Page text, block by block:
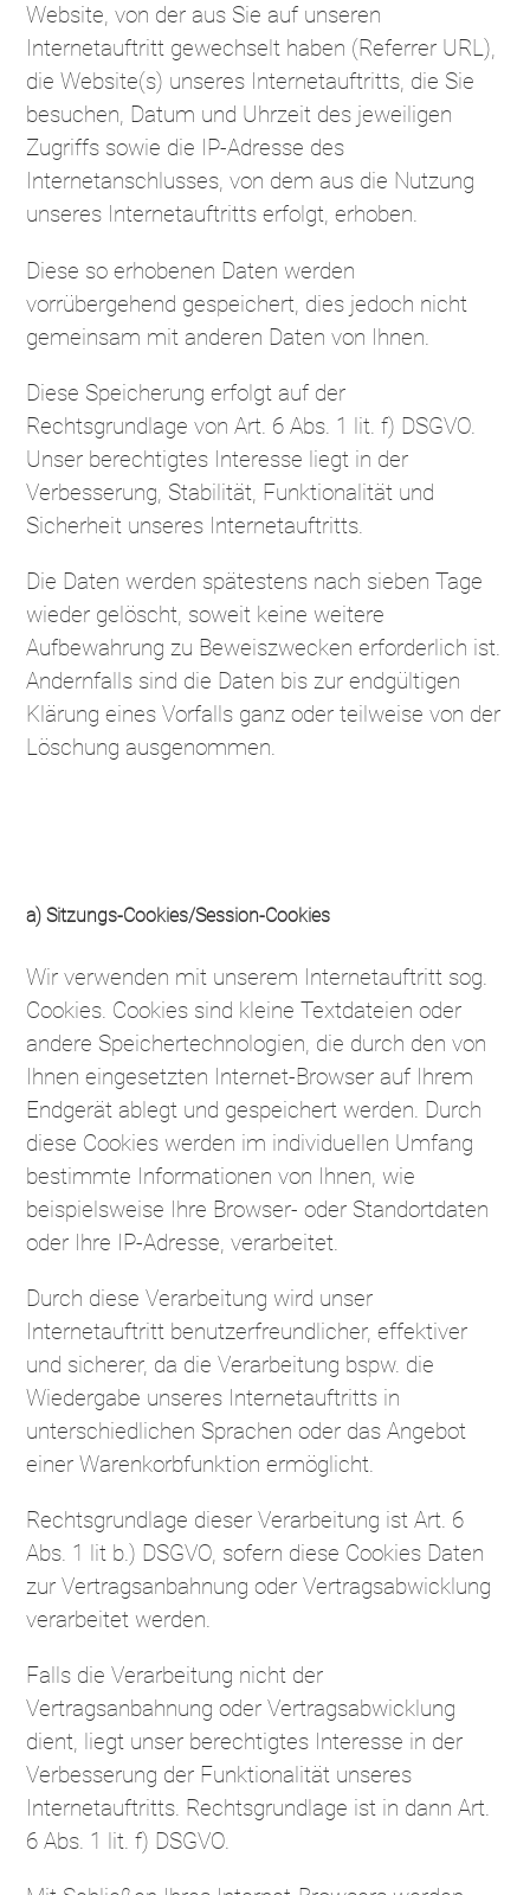
Website, von der aus Sie auf unseren
Internetauftritt gewechselt haben (Referrer URL),
die Website(s) unseres Internetauftritts, die Sie
besuchen, Datum und Uhrzeit des jeweiligen
Zugriffs sowie die IP-Adresse des
Internetanschlusses, von dem aus die Nutzung
unseres Internetauftritts erfolgt, erhoben.
Diese so erhobenen Daten werden
vorrübergehend gespeichert, dies jedoch nicht
gemeinsam mit anderen Daten von Ihnen.
Diese Speicherung erfolgt auf der
Rechtsgrundlage von Art. 6 Abs. 1 lit. f) DSGVO.
Unser berechtigtes Interesse liegt in der
Verbesserung, Stabilität, Funktionalität und
Sicherheit unseres Internetauftritts.
Die Daten werden spätestens nach sieben Tage
wieder gelöscht, soweit keine weitere
Aufbewahrung zu Beweiszwecken erforderlich ist.
Andernfalls sind die Daten bis zur endgültigen
Klärung eines Vorfalls ganz oder teilweise von der
Löschung ausgenommen.
a) Sitzungs-Cookies/Session-Cookies
Wir verwenden mit unserem Internetauftritt sog.
Cookies. Cookies sind kleine Textdateien oder
andere Speichertechnologien, die durch den von
Ihnen eingesetzten Internet-Browser auf Ihrem
Endgerät ablegt und gespeichert werden. Durch
diese Cookies werden im individuellen Umfang
bestimmte Informationen von Ihnen, wie
beispielsweise Ihre Browser- oder Standortdaten
oder Ihre IP-Adresse, verarbeitet.
Durch diese Verarbeitung wird unser
Internetauftritt benutzerfreundlicher, effektiver
und sicherer, da die Verarbeitung bspw. die
Wiedergabe unseres Internetauftritts in
unterschiedlichen Sprachen oder das Angebot
einer Warenkorbfunktion ermöglicht.
Rechtsgrundlage dieser Verarbeitung ist Art. 6
Abs. 1 lit b.) DSGVO, sofern diese Cookies Daten
zur Vertragsanbahnung oder Vertragsabwicklung
verarbeitet werden.
Falls die Verarbeitung nicht der
Vertragsanbahnung oder Vertragsabwicklung
dient, liegt unser berechtigtes Interesse in der
Verbesserung der Funktionalität unseres
Internetauftritts. Rechtsgrundlage ist in dann Art.
6 Abs. 1 lit. f) DSGVO.